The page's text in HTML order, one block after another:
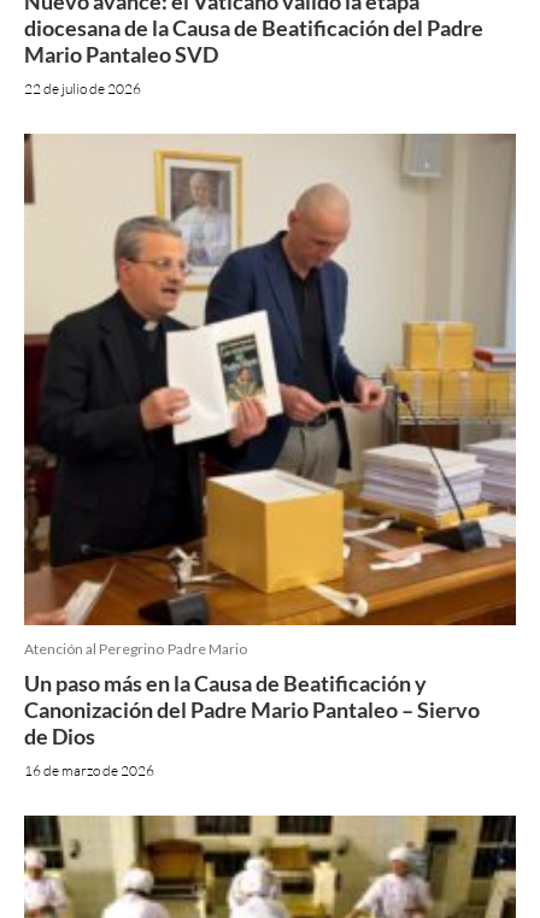
diocesana de la Causa de Beatificación del Padre
Mario Pantaleo SVD
22 de julio de 2026
Atención al Peregrino Padre Mario
Un paso más en la Causa de Beatificación y
Canonización del Padre Mario Pantaleo – Siervo
de Dios
16 de marzo de 2026